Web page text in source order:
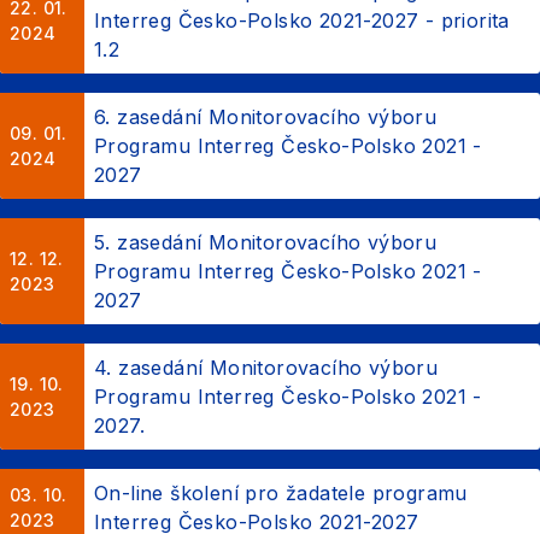
22. 01.
2024
Interreg Česko-Polsko 2021-2027 - priorita
1.2
09. 01.
2024
6. zasedání Monitorovacího výboru
Programu Interreg Česko-Polsko 2021 -
2027
12. 12.
2023
5. zasedání Monitorovacího výboru
Programu Interreg Česko-Polsko 2021 -
2027
19. 10.
2023
4. zasedání Monitorovacího výboru
Programu Interreg Česko-Polsko 2021 -
2027.
03. 10.
2023
On-line školení pro žadatele programu
Interreg Česko-Polsko 2021-2027